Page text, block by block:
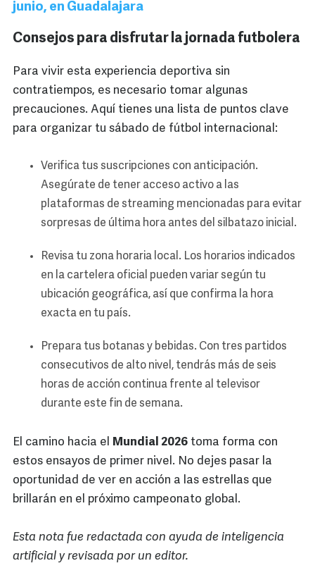
junio, en Guadalajara
Consejos para disfrutar la jornada futbolera
Para vivir esta experiencia deportiva sin
contratiempos, es necesario tomar algunas
precauciones. Aquí tienes una lista de puntos clave
para organizar tu sábado de fútbol internacional:
Verifica tus suscripciones con anticipación.
Asegúrate de tener acceso activo a las
plataformas de streaming mencionadas para evitar
sorpresas de última hora antes del silbatazo inicial.
Revisa tu zona horaria local. Los horarios indicados
en la cartelera oficial pueden variar según tu
ubicación geográfica, así que confirma la hora
exacta en tu país.
Prepara tus botanas y bebidas. Con tres partidos
consecutivos de alto nivel, tendrás más de seis
horas de acción continua frente al televisor
durante este fin de semana.
El camino hacia el Mundial 2026 toma forma con
estos ensayos de primer nivel. No dejes pasar la
oportunidad de ver en acción a las estrellas que
brillarán en el próximo campeonato global.
Esta nota fue redactada con ayuda de inteligencia
artificial y revisada por un editor.